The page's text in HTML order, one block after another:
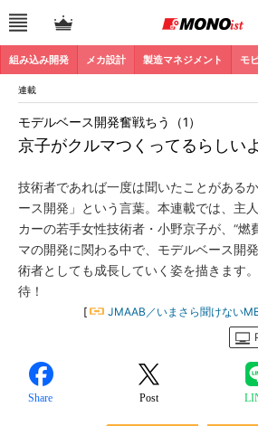
組み込み開発 メカ設計 製造マネジメント モ
連載
京子がクルマつくってるらしい
モデルベース開発奮戦ちう（1）
技術者であれば一度は聞いたことがある
ース開発」という言葉。本連載では、主
カーの若手女性技術者・小野京子が、“燃
マの開発に関わる中で、モデルベース開
術者としても成長していく姿を描きます
待！
[ JMAAB／いまさら聞けない
Share Post